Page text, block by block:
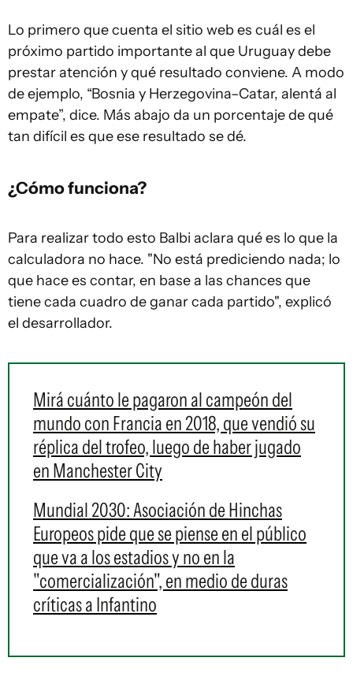
Lo primero que cuenta el sitio web es cuál es el
próximo partido importante al que Uruguay debe
prestar atención y qué resultado conviene. A modo
de ejemplo, “Bosnia y Herzegovina–Catar, alentá al
empate”, dice. Más abajo da un porcentaje de qué
tan difícil es que ese resultado se dé.
¿Cómo funciona?
Para realizar todo esto Balbi aclara qué es lo que la
calculadora no hace. "No está prediciendo nada; lo
que hace es contar, en base a las chances que
tiene cada cuadro de ganar cada partido", explicó
el desarrollador.
Mirá cuánto le pagaron al campeón del
mundo con Francia en 2018, que vendió su
réplica del trofeo, luego de haber jugado
en Manchester City
Mundial 2030: Asociación de Hinchas
Europeos pide que se piense en el público
que va a los estadios y no en la
"comercialización", en medio de duras
críticas a Infantino